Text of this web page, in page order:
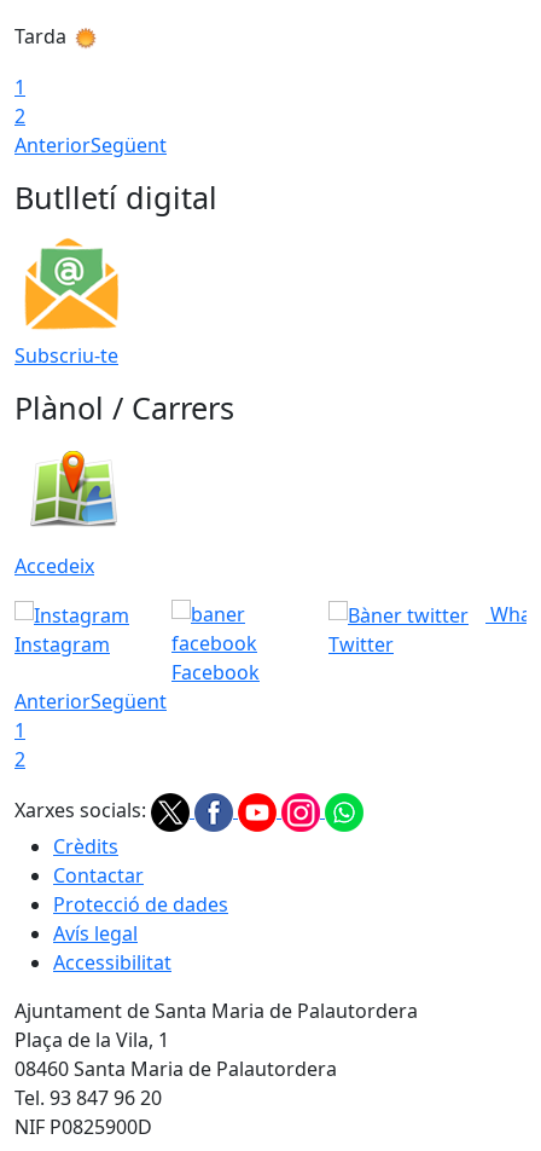
Tarda
1
2
AnteriorSegüent
Butlletí digital
Subscriu-te
Plànol / Carrers
Accedeix
Instagram
Facebook
Twitter
AnteriorSegüent
1
2
Xarxes socials:
Crèdits
Contactar
Protecció de dades
Avís legal
Accessibilitat
Ajuntament de Santa Maria de Palautordera
Plaça de la Vila, 1
08460 Santa Maria de Palautordera
Tel. 93 847 96 20
NIF P0825900D